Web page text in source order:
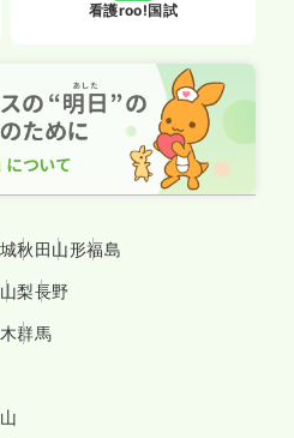
看護roo!国試
秋田山形福島
山梨長野
群馬